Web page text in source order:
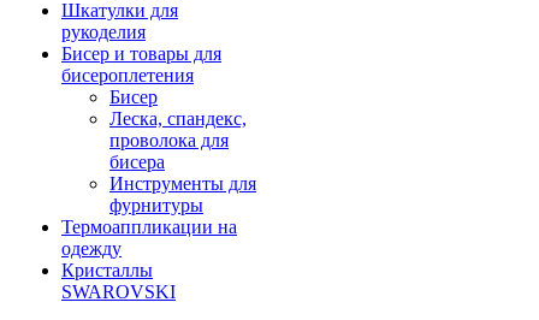
Шкатулки для
рукоделия
Бисер и товары для
бисероплетения
Бисер
Леска, спандекс,
проволока для
бисера
Инструменты для
фурнитуры
Термоаппликации на
одежду
Кристаллы
SWAROVSKI